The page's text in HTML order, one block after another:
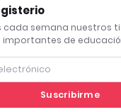
cada semana nuestros
importantes de
Suscribirme